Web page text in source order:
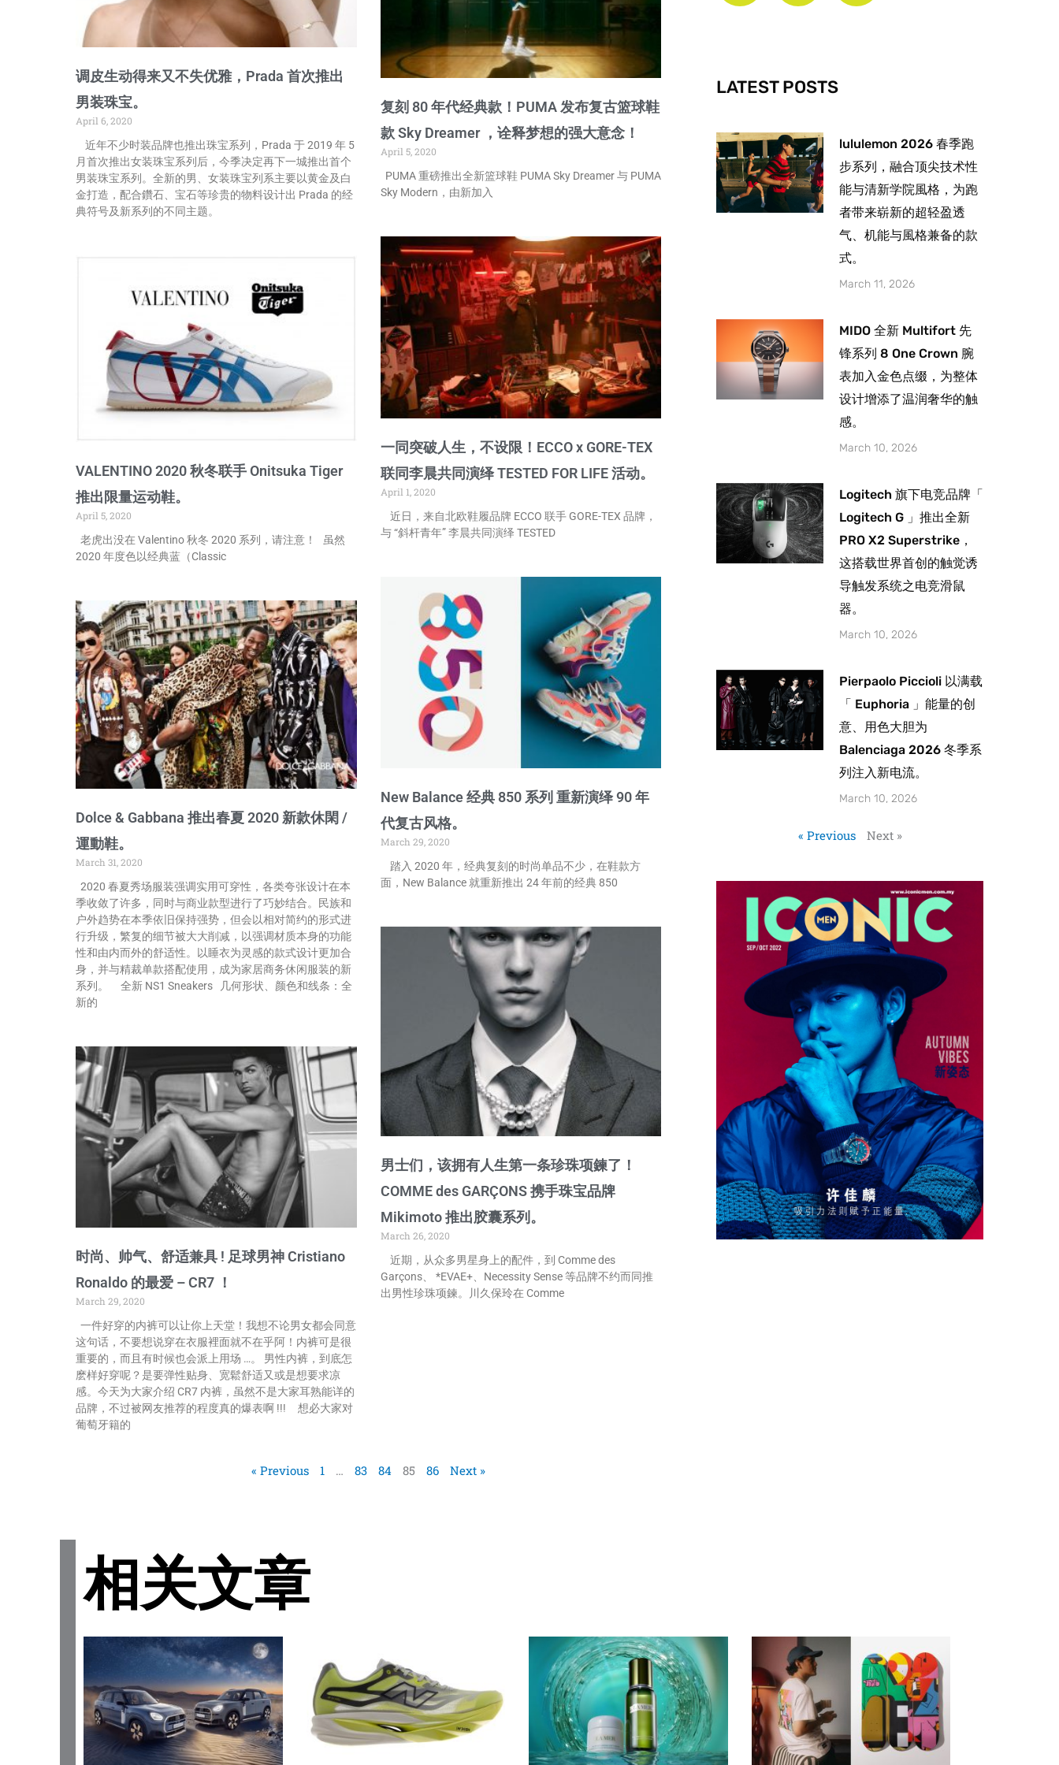
调皮生动得来又不失优雅，Prada 首次推出
男装珠宝。
April 6, 2020
近年不少时装品牌也推出珠宝系列，Prada 于 2019 年 5
月首次推出女装珠宝系列后，今季决定再下一城推出首个
男装珠宝系列。全新的男、女装珠宝列系主要以黄金及白
金打造，配合鑽石、宝石等珍贵的物料设计出 Prada 的经
典符号及新系列的不同主题。
复刻 80 年代经典款！PUMA 发布复古篮球鞋
款 Sky Dreamer ，诠释梦想的强大意念！
April 5, 2020
PUMA 重磅推出全新篮球鞋 PUMA Sky Dreamer 与 PUMA
Sky Modern，由新加入
VALENTINO 2020 秋冬联手 Onitsuka Tiger
推出限量运动鞋。
April 5, 2020
老虎出没在 Valentino 秋冬 2020 系列，请注意！ 虽然
2020 年度色以经典蓝（Classic
一同突破人生，不设限！ECCO x GORE-TEX
联同李晨共同演绎 TESTED FOR LIFE 活动。
April 1, 2020
近日，来自北欧鞋履品牌 ECCO 联手 GORE-TEX 品牌，
与 “斜杆青年” 李晨共同演绎 TESTED
Dolce & Gabbana 推出春夏 2020 新款休閑 /
運動鞋。
March 31, 2020
2020 春夏秀场服装强调实用可穿性，各类夸张设计在本
季收敛了许多，同时与商业款型进行了巧妙结合。民族和
户外趋势在本季依旧保持强势，但会以相对简约的形式进
行升级，繁复的细节被大大削减，以强调材质本身的功能
性和由内而外的舒适性。以睡衣为灵感的款式设计更加合
身，并与精裁单款搭配使用，成为家居商务休闲服装的新
系列。 全新 NS1 Sneakers 几何形状、颜色和线条：全
新的
New Balance 经典 850 系列 重新演绎 90 年
代复古风格。
March 29, 2020
踏入 2020 年，经典复刻的时尚单品不少，在鞋款方
面，New Balance 就重新推出 24 年前的经典 850
时尚、帅气、舒适兼具 ! 足球男神 Cristiano
Ronaldo 的最爱 – CR7 ！
March 29, 2020
一件好穿的内裤可以让你上天堂！我想不论男女都会同意
这句话，不要想说穿在衣服裡面就不在乎阿！内裤可是很
重要的，而且有时候也会派上用场 …。 男性内裤，到底怎
麽样好穿呢？是要弹性贴身、宽鬆舒适又或是想要求凉
感。今天为大家介绍 CR7 内裤，虽然不是大家耳熟能详的
品牌，不过被网友推荐的程度真的爆表啊 !!! 想必大家对
葡萄牙籍的
男士们，该拥有人生第一条珍珠项鍊了！
COMME des GARÇONS 携手珠宝品牌
Mikimoto 推出胶囊系列。
March 26, 2020
近期，从众多男星身上的配件，到 Comme des
Garçons、 *EVAE+、Necessity Sense 等品牌不约而同推
出男性珍珠项鍊。川久保玲在 Comme
« Previous 1 … 83 84 85 86 Next »
-
f
m
LATEST POSTS
lululemon 2026 春季跑
步系列，融合顶尖技术性
能与清新学院⾵格，为跑
者带来崭新的超轻盈透
气、机能与⾵格兼备的款
式。
March 11, 2026
MIDO 全新 Multifort 先
锋系列 8 One Crown 腕
表加入金色点缀，为整体
设计增添了温润奢华的触
感。
March 10, 2026
Logitech 旗下电竞品牌「
Logitech G 」推出全新
PRO X2 Superstrike，
这搭载世界首创的触觉诱
导触发系统之电竞滑鼠
器。
March 10, 2026
Pierpaolo Piccioli 以满载
「 Euphoria 」能量的创
意、用色大胆为
Balenciaga 2026 冬季系
列注入新电流。
March 10, 2026
« Previous Next »
相关文章